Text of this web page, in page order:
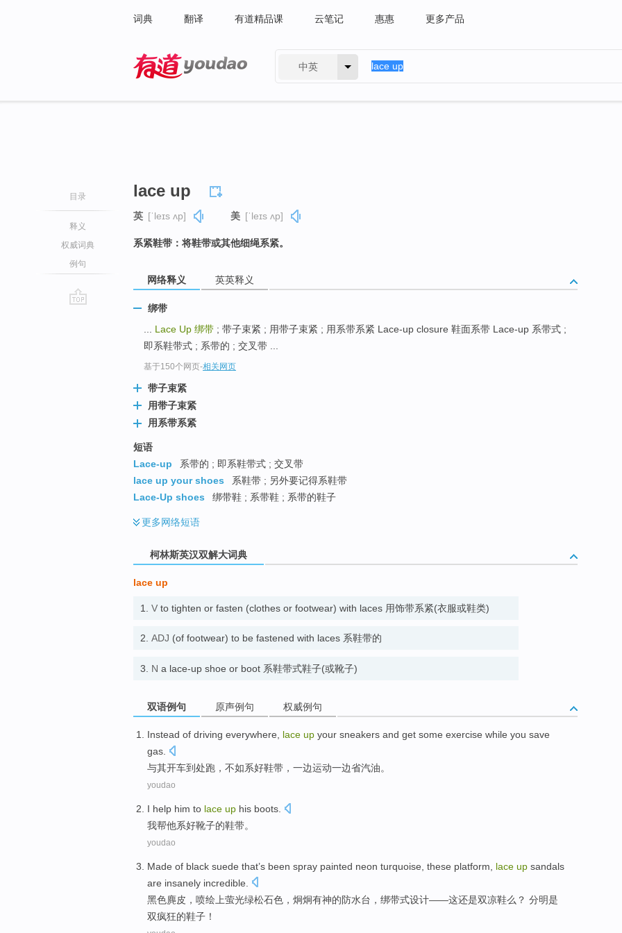
词典 翻译 有道精品课 云笔记 惠惠 更多产品
中英
目录
释义
权威词典
例句
lace up
英 [ˈleɪs ʌp] 美 [ˈleɪs ʌp]
系紧鞋带：将鞋带或其他细绳系紧。
网络释义 英英释义
绑带
Lace Up 绑带 ; 带子束紧 ; 用带子束紧 ; 用系带系紧 Lace-up closure 鞋面系带 Lace-up 系带式 ;
即系鞋带式 ; 系带的 ; 交叉带 ...
基于150个网页-相关网页
带子束紧
用带子束紧
用系带系紧
短语
Lace-up
系带的 ; 即系鞋带式 ; 交叉带
lace up your shoes
系鞋带 ; 另外要记得系鞋带
Lace-Up shoes
绑带鞋 ; 系带鞋 ; 系带的鞋子
更多网络短语
柯林斯英汉双解大词典
lace up
1. V to tighten or fasten (clothes or footwear) with laces 用饰带系紧(衣服或鞋类)
2. ADJ (of footwear) to be fastened with laces 系鞋带的
3. N a lace-up shoe or boot 系鞋带式鞋子(或靴子)
双语例句 原声例句 权威例句
Instead of driving everywhere lace up your sneakers and get some exercise while you save
gas
与其开车到处跑 ，不如系好鞋带 ， 一边运动一边省汽油。
youdao
I help him to lace up his boots
我帮他系好靴子的鞋带。
youdao
Made of black suede that’s been spray painted neon turquoise these platform lace up sandals
are insanely incredible.
黑色麂皮 ， 喷绘 上萤光绿松石色，炯炯有神的防水台 ， 绑带式设计——这还是双凉鞋么？ 分明是
双疯狂的鞋子！